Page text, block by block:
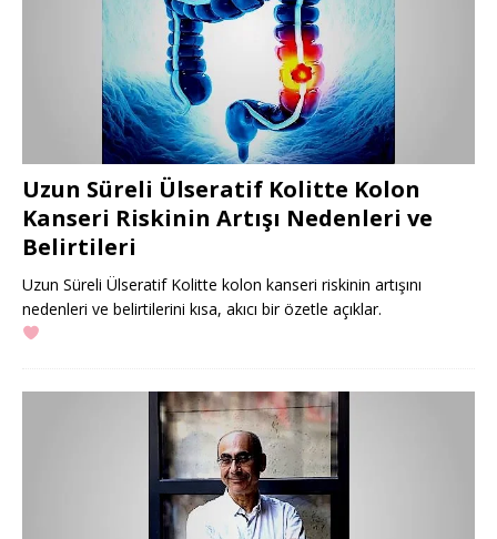
Uzun Süreli Ülseratif Kolitte Kolon
Kanseri Riskinin Artışı Nedenleri ve
Belirtileri
Uzun Süreli Ülseratif Kolitte kolon kanseri riskinin artışını
nedenleri ve belirtilerini kısa, akıcı bir özetle açıklar.